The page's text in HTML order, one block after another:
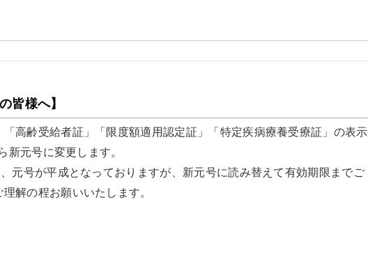
皆様へ】
高齢受給者証」「限度額適用認定証」「特定疾病療養受療証」の表示
新元号に変更します。
元号が平成となっておりますが、新元号に読み替えて有効期限までご
解の程お願いいたします。